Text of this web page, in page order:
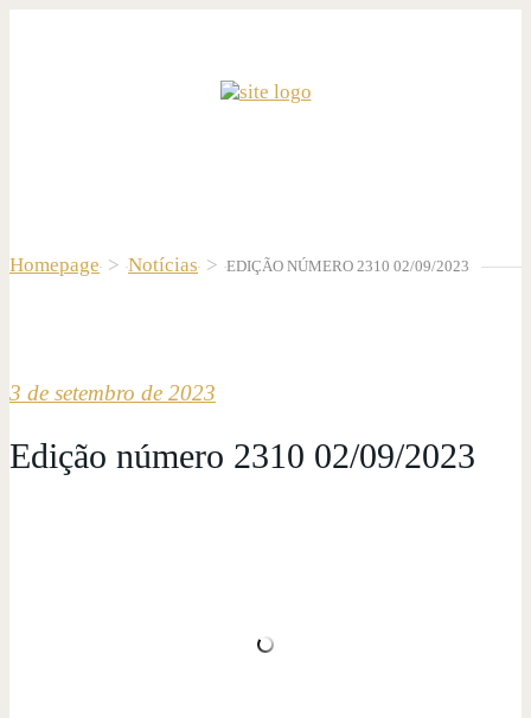
Homepage > Notícias > EDIÇÃO NÚMERO 2310 02/09/2023
3 de setembro de 2023
Edição número 2310 02/09/2023